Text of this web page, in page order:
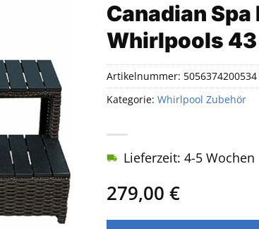
Canadian
Whirlpools 43
279,00 €
Lieferzeit: 4-5 Wochen
Artikelnummer: 5056374200534
Kategorie: Whirlpool Zubehör